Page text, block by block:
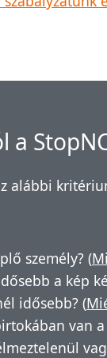
a
alábbi
személy? (
a kép
idősebb? (
van